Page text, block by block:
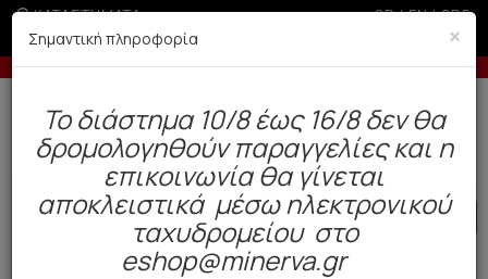
ΚΑΤΑΣΤΗΜΑΤΑ GR|EN|SRB
άνω των 200€ -5% σε
Δωρεάν αποστολή άνω των 49€. Παράδοση σε 3-5 εργάσιμες.
Μαγιό Γυναικεία Μπικίνι
HOT
×
Σημαντική πληροφορία
To διάστημα 10/8 έως 16/8 δεν θα
δρομολογηθούν παραγγελίες και η
επικοινωνία θα γίνεται
αποκλειστικά μέσω ηλεκτρονικού
ταχυδρομείου στο
eshop@minerva.gr